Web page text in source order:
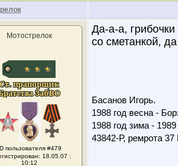
Мотострелок
пользователя #479
18.05.07 :
10:12
Да-а-а,
со сметанкой,
Басанов Игорь.
1988 год весна -
1988 год зима -
43842-Р, ремрота